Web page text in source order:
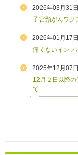
2026年03月31日
子宮頸がんワク
2026年01月17日
痛くないインフ
2025年12月07日
12月２日以降
て